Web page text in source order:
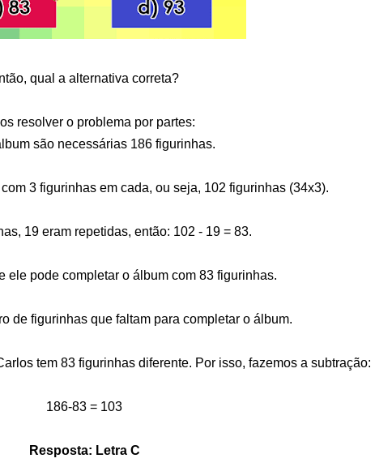
qual a alternativa correta?
resolver o problema por partes:
são necessárias 186 figurinhas.
3 figurinhas em cada, ou seja, 102 figurinhas (34x3).
19 eram repetidas, então: 102 - 19 = 83.
ele pode completar o álbum com 83 figurinhas.
de figurinhas que faltam para completar o álbum.
tem 83 figurinhas diferente. Por isso, fazemos a subtração:
186-83 = 103
Resposta: Letra C